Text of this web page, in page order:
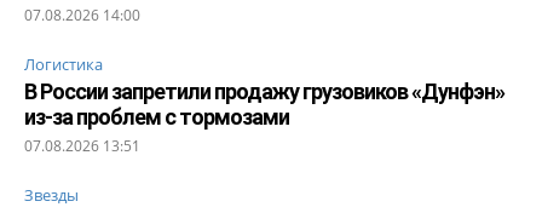
07.08.2026 14:00
Логистика
В России запретили продажу грузовиков «Дунфэн»
из-за проблем с тормозами
07.08.2026 13:51
Звезды